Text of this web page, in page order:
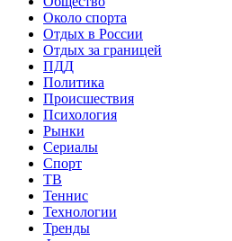
Около спорта
Отдых в России
Отдых за границей
ПДД
Политика
Происшествия
Психология
Рынки
Сериалы
Спорт
ТВ
Теннис
Технологии
Тренды